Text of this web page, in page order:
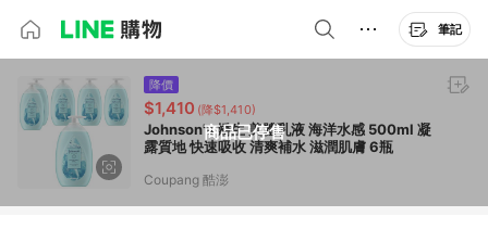
筆記
商品已停售
降價
$1,410 (降$1,410)
Johnson's 嬌生 美體乳液 海洋水感 500ml 凝
露質地 快速吸收 清爽補水 滋潤肌膚 6瓶
Coupang 酷澎